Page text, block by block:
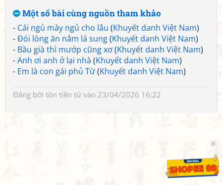
Một số bài cùng nguồn tham khảo
- Cái ngủ mày ngủ cho lâu (Khuyết danh Việt Nam)
-Đói lòng ăn nắm lá sung(Khuyết danh Việt Nam)
- Bầu già thì mướp cũng xơ(Khuyết danh Việt Nam)
-Anh ơi anh ở lại nhà (Khuyết danh Việt Nam)
- Em là con gái phủ Từ(Khuyết danh Việt Nam)
Đăng bởi tôn tiền tửvào 23/04/2026 16:22